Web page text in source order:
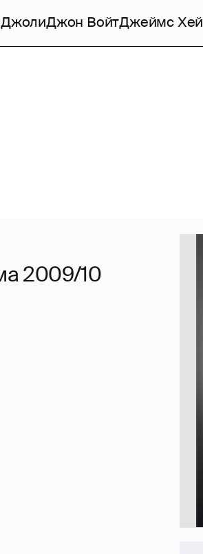
Джон ВойтДжеймс
2009/10